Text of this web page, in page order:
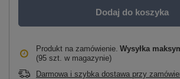
Dodaj do koszyka
Produkt na zamówienie Wysyłka
(95 szt. w magazynie)
Darmowa i szybka dostawa przy